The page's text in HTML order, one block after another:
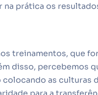
na prática os
treinamentos, que
disso, percebemos
as culturas